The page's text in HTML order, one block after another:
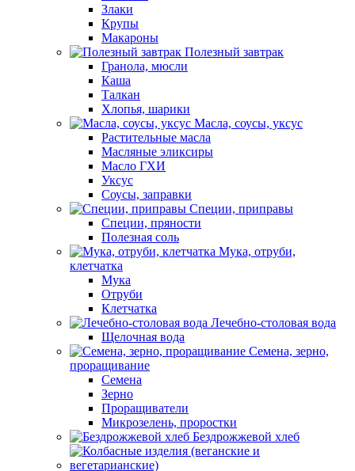
Злаки
Крупы
Макароны
Полезный завтрак
Гранола, мюсли
Каша
Талкан
Хлопья, шарики
Масла, соусы, уксус
Растительные масла
Масляные эликсиры
Масло ГХИ
Уксус
Соусы, заправки
Специи, приправы
Специи, пряности
Полезная соль
Мука, отруби,
клетчатка
Мука
Отруби
Клетчатка
Лечебно-столовая вода
Щелочная вода
Семена, зерно,
проращивание
Семена
Зерно
Проращиватели
Микрозелень, проростки
Бездрожжевой хлеб